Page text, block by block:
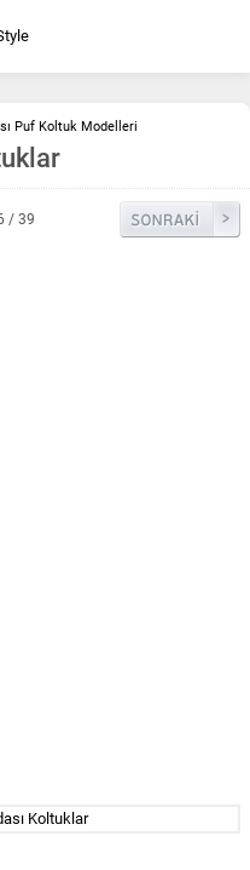
Puf Koltuk Modelleri
/ 39